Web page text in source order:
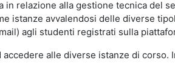
relazione alla gestione tecnica del
istanze avvalendosi delle diverse
agli studenti registrati sulla
alle diverse istanze di corso.